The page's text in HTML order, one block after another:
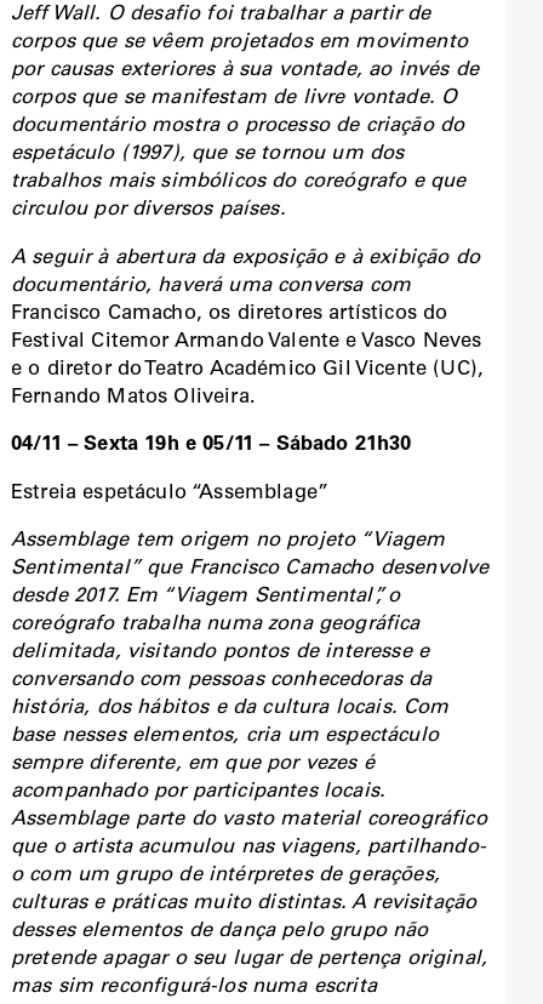
Jeff Wall. O desafio foi trabalhar a partir de
corpos que se vêem projetados em movimento
por causas exteriores à sua vontade, ao invés de
corpos que se manifestam de livre vontade. O
documentário mostra o processo de criação do
espetáculo (1997), que se tornou um dos
trabalhos mais simbólicos do coreógrafo e que
circulou por diversos países.
A seguir à abertura da exposição e à exibição do
documentário, haverá uma conversa com
Francisco Camacho, os diretores artísticos do
Festival Citemor Armando Valente e Vasco Neves
e o diretor do Teatro Académico Gil Vicente (UC),
Fernando Matos Oliveira.
04/11 – Sexta 19h e 05/11 – Sábado 21h30
Estreia espetáculo “Assemblage”
Assemblage tem origem no projeto “Viagem
Sentimental” que Francisco Camacho desenvolve
desde 2017. Em “Viagem Sentimental”, o
coreógrafo trabalha numa zona geográfica
delimitada, visitando pontos de interesse e
conversando com pessoas conhecedoras da
história, dos hábitos e da cultura locais. Com
base nesses elementos, cria um espectáculo
sempre diferente, em que por vezes é
acompanhado por participantes locais.
Assemblage parte do vasto material coreográfico
que o artista acumulou nas viagens, partilhando-
o com um grupo de intérpretes de gerações,
culturas e práticas muito distintas. A revisitação
desses elementos de dança pelo grupo não
pretende apagar o seu lugar de pertença original,
mas sim reconfigurá-los numa escrita